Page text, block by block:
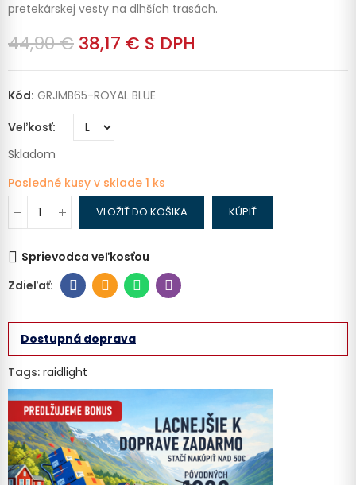
pretekárskej vesty na dlhších trasách.
44,90 € 38,17 € S DPH
Kód: GRJMB65-ROYAL BLUE
Veľkosť
Skladom
Posledné kusy v sklade 1 ks
VLOŽIŤ DO KOŠIKA KÚPIŤ
Sprievodca veľkosťou
Dostupná doprava
Tags: raidlight